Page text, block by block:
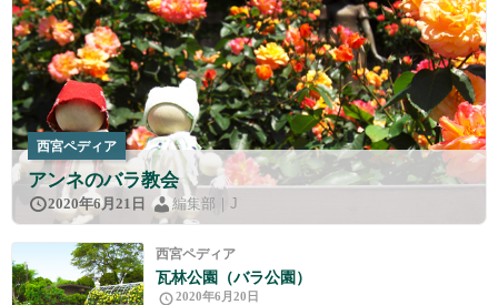
西宮ペディア
アンネのバラ教会
2020年6月21日 編集部｜J
西宮ペディア
瓦林公園（バラ公園）
2020年6月20日